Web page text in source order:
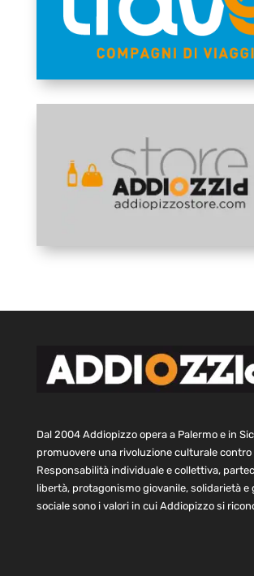
Dal 2004 Addiopizzo opera a Palermo e in
promuovere una rivoluzione culturale contro
Responsabilità individuale e collettiva,
libertà, protagonismo giovanile, solidarietà e
sociale sono i valori in cui Addiopizzo si